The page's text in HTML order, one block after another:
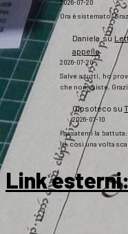
2026-07-20
Ora è sistemato.
Daniela su
appello
2026-07-20
Salve a tutti, ho
che non esiste.
Gipsoteco su
2026-07-10
Passatemi la
lì), così una volta
Link esterni